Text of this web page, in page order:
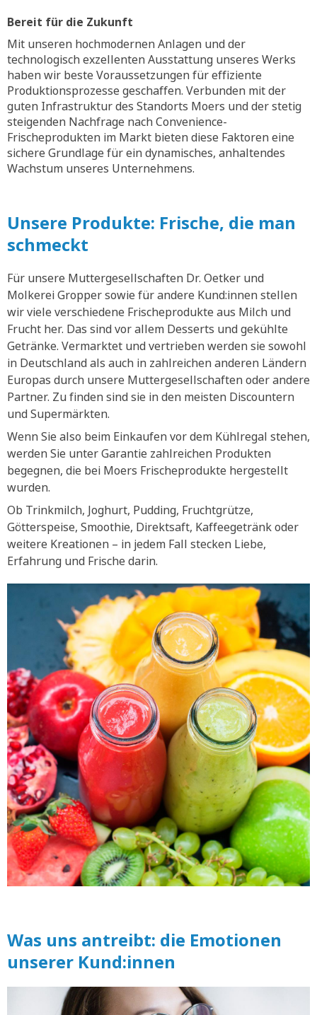
Bereit für die Zukunft
Mit unseren hochmodernen Anlagen und der
technologisch exzellenten Ausstattung unseres Werks
haben wir beste Voraussetzungen für effiziente
Produktionsprozesse geschaffen. Verbunden mit der
guten Infrastruktur des Standorts Moers und der stetig
steigenden Nachfrage nach Convenience-
Frischeprodukten im Markt bieten diese Faktoren eine
sichere Grundlage für ein dynamisches, anhaltendes
Wachstum unseres Unternehmens.
Unsere Produkte: Frische, die man
schmeckt
Für unsere Muttergesellschaften Dr. Oetker und
Molkerei Gropper sowie für andere Kund:innen stellen
wir viele verschiedene Frischeprodukte aus Milch und
Frucht her. Das sind vor allem Desserts und gekühlte
Getränke. Vermarktet und vertrieben werden sie sowohl
in Deutschland als auch in zahlreichen anderen Ländern
Europas durch unsere Muttergesellschaften oder andere
Partner. Zu finden sind sie in den meisten Discountern
und Supermärkten.
Wenn Sie also beim Einkaufen vor dem Kühlregal stehen,
werden Sie unter Garantie zahlreichen Produkten
begegnen, die bei Moers Frischeprodukte hergestellt
wurden.
Ob Trinkmilch, Joghurt, Pudding, Fruchtgrütze,
Götterspeise, Smoothie, Direktsaft, Kaffeegetränk oder
weitere Kreationen – in jedem Fall stecken Liebe,
Erfahrung und Frische darin.
Was uns antreibt: die Emotionen
unserer Kund:innen